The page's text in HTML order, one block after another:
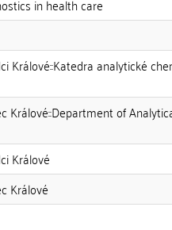
in health care
Králové::Katedra analytické
Králové::Department of
Králové
Králové